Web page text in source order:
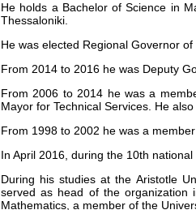
He holds a Bachelor of Science in
Thessaloniki.
Ηe was elected Regional Governor
From 2014 to 2016 he was Deputy
From 2006 to 2014 he was a
Mayor for Technical Services. He
From 1998 to 2002 he was a
In April 2016, during the 10th
During his studies at the Aristotle
served as head of the organization
Mathematics, a member of the